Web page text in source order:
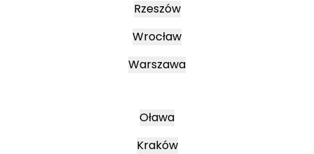
Rzeszów
Wrocław
Warszawa
Oława
Kraków